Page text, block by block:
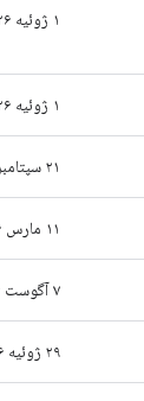
۱ ژوئیه ۲۰۲۶
۱ ژوئیه ۲۰۲۶
۲۱ سپتامبر ۲۰۱۸
۱۱ مارس ۲۰۲۶
۷ آگوست ۲۰۲۴
۲۹ ژوئیه ۲۰۲۶